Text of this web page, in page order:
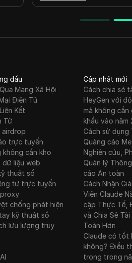
đầu
Mạng Xã Hội
Điện Tử
Kết
Tử
airdrop
trực tuyến
không cần kho
dữ liệu web
thuật số
tư trực tuyến
chống phát hiện
kỹ thuật số
lưu lượng truy
Cập nhật mới
Cách chia sẻ
HeyGen với
mà không cần
khẩu vào năm
Cách sử dụng
Quảng cáo
Nghiên cứu,
Quản lý
cáo An toàn
Cách Nhận
Viên Claude
cập Thực Tế,
và Chia Sẻ
Toàn Hơn
Claude có tốt
không? Điều
trọng trong